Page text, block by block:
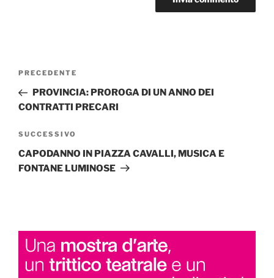
Navigazione
Articolo
precedente:
PRECEDENTE
PROVINCIA: PROROGA DI UN ANNO DEI
CONTRATTI PRECARI
Articolo
successivo
SUCCESSIVO
CAPODANNO IN PIAZZA CAVALLI, MUSICA E
FONTANE LUMINOSE